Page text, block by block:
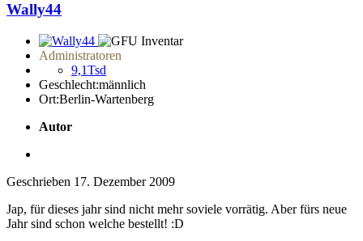
Wally44
Administratoren
9,1Tsd
Geschlecht:männlich
Ort:Berlin-Wartenberg
Autor
Geschrieben 17. Dezember 2009
Jap, für dieses jahr sind nicht mehr soviele vorrätig. Aber fürs neue
Jahr sind schon welche bestellt! :D